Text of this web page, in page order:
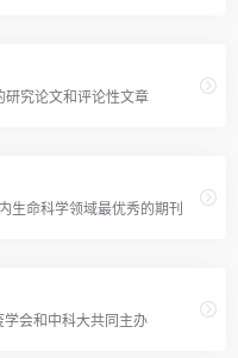
研究论文和评论性文章
生命科学领域最优秀的期刊
会和中科大共同主办